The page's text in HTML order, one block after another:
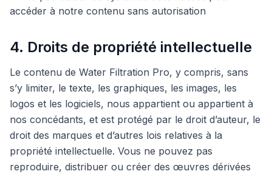
accéder à notre contenu sans autorisation
4. Droits de propriété intellectuelle
Le contenu de Water Filtration Pro, y compris, sans
s’y limiter, le texte, les graphiques, les images, les
logos et les logiciels, nous appartient ou appartient à
nos concédants, et est protégé par le droit d’auteur, le
droit des marques et d’autres lois relatives à la
propriété intellectuelle. Vous ne pouvez pas
reproduire, distribuer ou créer des œuvres dérivées